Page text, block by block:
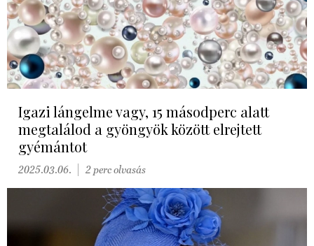
Igazi lángelme vagy, 15 másodperc alatt
megtalálod a gyöngyök között elrejtett
gyémántot
2025.03.06. 2 perc olvasás